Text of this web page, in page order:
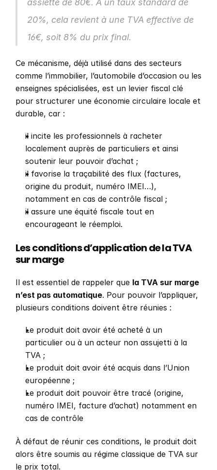
assiette de 80€. A un taux standard de
20%, cela revient à une TVA effective de
16€, soit 8% du prix final.
Ce mécanisme, déjà utilisé dans des secteurs
comme l’immobilier, l’automobile d’occasion ou les
enseignes spécialisées, est un levier fiscal clé
pour structurer une économie circulaire locale et
durable, car :
il incite les professionnels à racheter
localement auprès de particuliers et ainsi
soutenir leur pouvoir d’achat ;
il favorise la traçabilité des flux (factures,
origine du produit, numéro IMEI…),
notamment en cas de contrôle fiscal ;
il assure une équité fiscale tout en
encourageant le réemploi.
Les conditions d’application de la TVA
sur marge
Il est essentiel de rappeler que la TVA sur marge
n’est pas automatique. Pour pouvoir l’appliquer,
plusieurs conditions doivent être réunies :
Le produit doit avoir été acheté à un
particulier ou à un acteur non assujetti à la
TVA ;
Le produit doit avoir été acquis dans l’Union
européenne ;
Le produit doit pouvoir être tracé (origine,
numéro IMEI, facture d’achat) notamment en
cas de contrôle
À défaut de réunir ces conditions, le produit doit
alors être soumis au régime classique de TVA sur
le prix total.